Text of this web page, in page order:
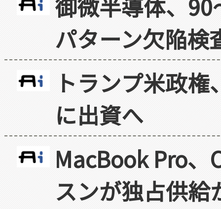
パターン欠陥検
トランプ米政
に出資へ
MacBook Pro
スンが独占供給